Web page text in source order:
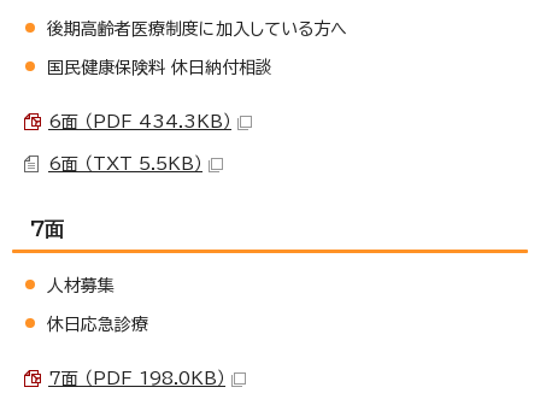
後期高齢者医療制度に加入している方へ
国民健康保険料 休日納付相談
6面 （PDF 434.3KB）
6面 （TXT 5.5KB）
7面
人材募集
休日応急診療
7面 （PDF 198.0KB）